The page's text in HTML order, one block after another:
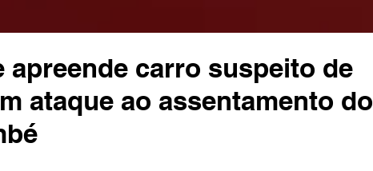
apreende carro suspeito de
ataque ao assentamento do